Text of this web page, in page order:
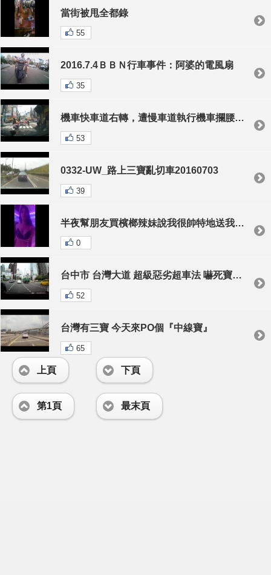
當街被甩全都錄
55
2016.7.4ＢＢＮ行車事件：阿婆的電風扇
35
機車快車道右轉，遭慢車道執行機車攔腰撞上
53
0332-UW_路上三寶亂切車20160703
39
半夜幫朋友買檳榔辣妹說我很帥特地送我一段艷舞
0
台中市 台灣大道 超級惡劣超車法 嚇死寶寶了
52
台灣有三寶 今天來PO個『中線寶』
65
上頁 下頁
第1頁 最末頁